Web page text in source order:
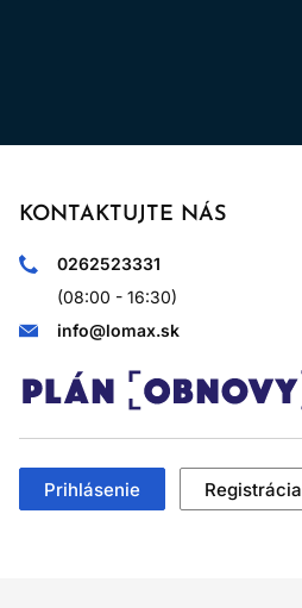
KONTAKTUJTE NÁS
0262523331
(08:00 - 16:30)
info@lomax.sk
Prihlásenie Registrácia